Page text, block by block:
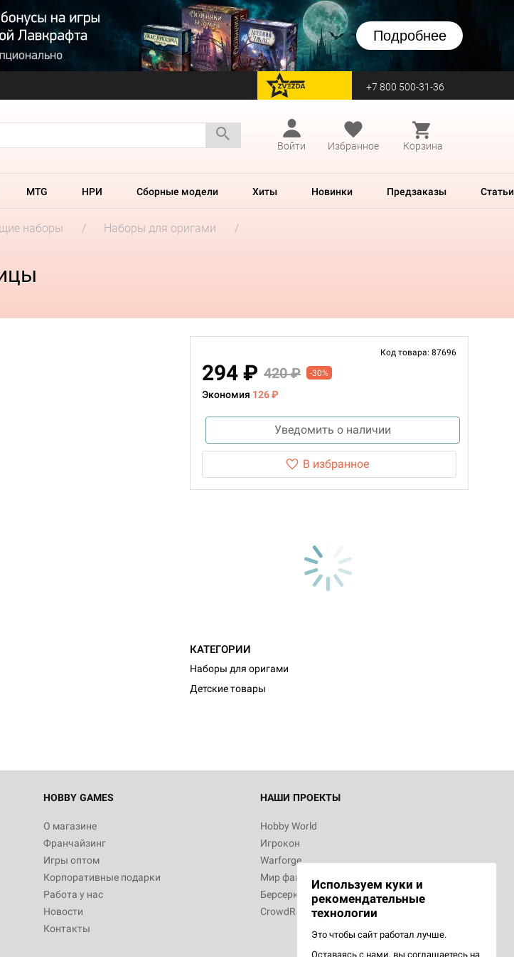
Подробнее
перейти на Zvezda +7 800 500-31-36
Войти
Избранное Корзина
MTG НРИ Сборные модели Хиты Новинки Предзаказы Статьи
наборы
Наборы для оригами
Код товара: 87696
294 ₽ 420 ₽ -30%
Экономия 126 ₽
Уведомить о наличии
В избранное
КАТЕГОРИИ
Наборы для оригами
Детские товары
HOBBY GAMES
О магазине
Франчайзинг
Игры оптом
Корпоративные подарки
Работа у нас
Новости
Контакты
НАШИ ПРОЕКТЫ
Hobby World
Игрокон
Warforge
Мир фантастики
Берсерк
CrowdRepublic
Используем куки и
рекомендательные
технологии
Это чтобы сайт работал лучше.
Оставаясь с нами, вы соглашаетесь на